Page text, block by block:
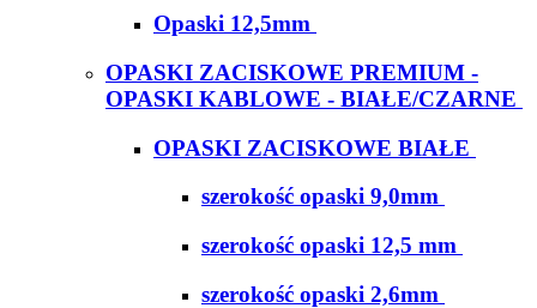
Opaski 12,5mm
OPASKI ZACISKOWE PREMIUM -
OPASKI KABLOWE - BIAŁE/CZARNE
OPASKI ZACISKOWE BIAŁE
szerokość opaski 9,0mm
szerokość opaski 12,5 mm
szerokość opaski 2,6mm